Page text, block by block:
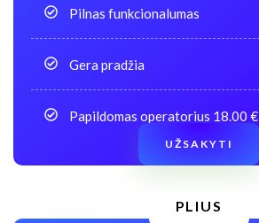
Pilnas funkcionalumas
Gera pradžia
Papildomas operatorius 18.00 €
UŽSAKYTI
PLIUS